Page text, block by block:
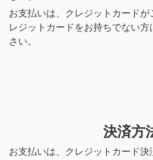
お支払いは、クレジットカードが
レジットカードをお持ちでない
さい。
決済方
お支払いは、クレジットカード決